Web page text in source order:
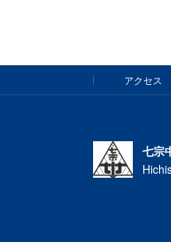
アクセス
七宗